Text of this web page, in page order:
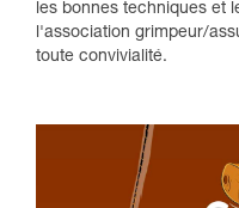
les bonnes techniques et
l'association grimpeur/
toute convivialité.